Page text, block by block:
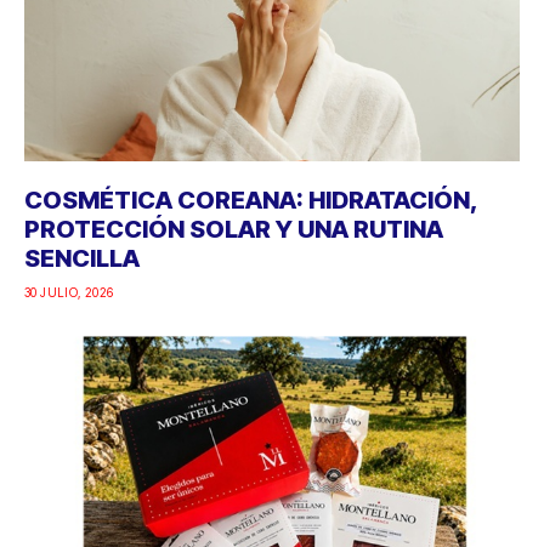
COSMÉTICA COREANA: HIDRATACIÓN,
PROTECCIÓN SOLAR Y UNA RUTINA
SENCILLA
30 JULIO, 2026